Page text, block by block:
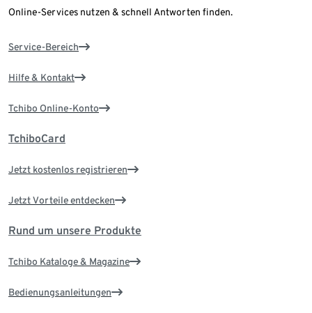
Online-Services nutzen & schnell Antworten finden.
Service-Bereich
Hilfe & Kontakt
Tchibo Online-Konto
TchiboCard
Jetzt kostenlos registrieren
Jetzt Vorteile entdecken
Rund um unsere Produkte
Tchibo Kataloge & Magazine
Bedienungsanleitungen